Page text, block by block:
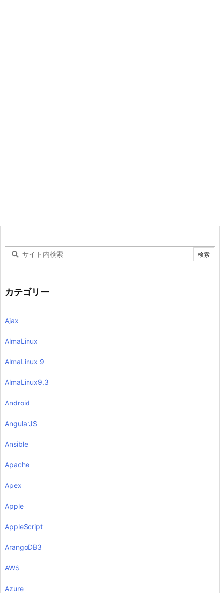
カテゴリー
Ajax
AlmaLinux
AlmaLinux 9
AlmaLinux9.3
Android
AngularJS
Ansible
Apache
Apex
Apple
AppleScript
ArangoDB3
AWS
Azure